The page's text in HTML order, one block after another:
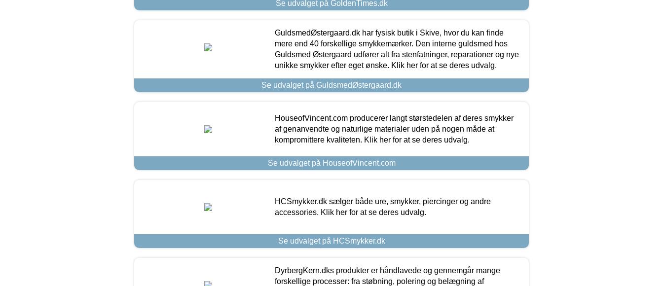
Se udvalget på GoldenTimes.dk
GuldsmedØstergaard.dk har fysisk butik i Skive, hvor du kan finde
mere end 40 forskellige smykkemærker. Den interne guldsmed hos
Guldsmed Østergaard udfører alt fra stenfatninger, reparationer og nye
unikke smykker efter eget ønske. Klik her for at se deres udvalg.
Se udvalget på GuldsmedØstergaard.dk
HouseofVincent.com producerer langt størstedelen af deres smykker
af genanvendte og naturlige materialer uden på nogen måde at
kompromittere kvaliteten. Klik her for at se deres udvalg.
Se udvalget på HouseofVincent.com
HCSmykker.dk sælger både ure, smykker, piercinger og andre
accessories. Klik her for at se deres udvalg.
Se udvalget på HCSmykker.dk
DyrbergKern.dks produkter er håndlavede og gennemgår mange
forskellige processer: fra støbning, polering og belægning af